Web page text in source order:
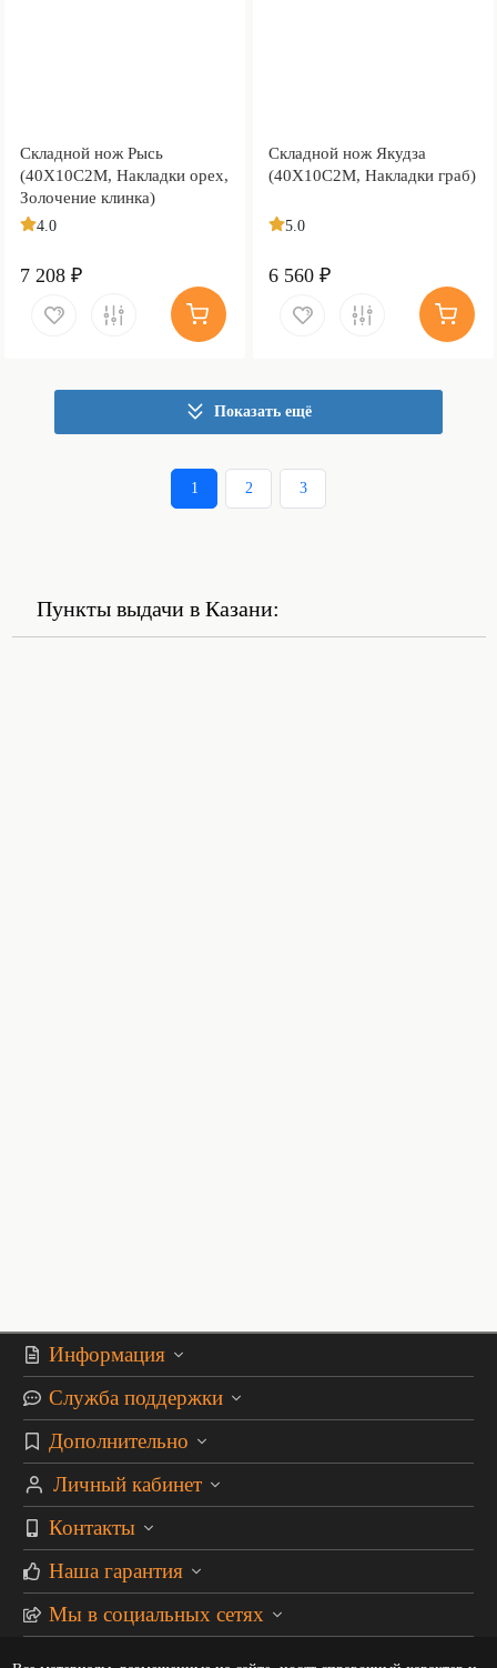
Складной нож Рысь
(40Х10С2М, Накладки орех,
Золочение клинка)
4.0
7 208 ₽
Складной нож Якудза
(40Х10С2М, Накладки граб)
5.0
6 560 ₽
Показать ещё
1 2 3
Пункты выдачи в Казани:
Информация
Служба поддержки
Дополнительно
Личный кабинет
Контакты
Наша гарантия
Мы в социальных сетях